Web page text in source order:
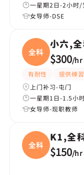
一星期2日-2小时/
女导师-DSE
全科
小六,
$300/hr
有耐性 提供練
上门补习-屯门
一星期1日-1.5小
女导师-现职教师
全科
K1,全
$150/hr